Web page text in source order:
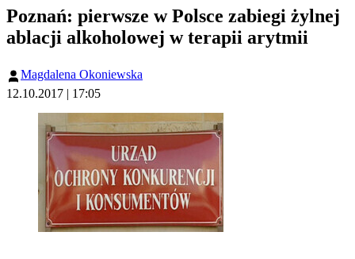
Poznań: pierwsze w Polsce zabiegi żylnej
ablacji alkoholowej w terapii arytmii
Magdalena Okoniewska
12.10.2017 | 17:05